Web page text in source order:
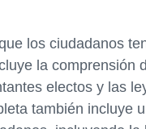
los ciudadanos
la comprensión
electos y las
también incluye